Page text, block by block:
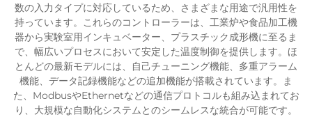
数の入力タイプに対応しているため、さまざまな用途で汎用性を
持っています。これらのコントローラーは、工業炉や食品加工機
器から実験室用インキュベーター、プラスチック成形機に至るま
で、幅広いプロセスにおいて安定した温度制御を提供します。ほ
とんどの最新モデルには、自己チューニング機能、多重アラーム
機能、データ記録機能などの追加機能が搭載されています。ま
た、ModbusやEthernetなどの通信プロトコルも組み込まれてお
り、大規模な自動化システムとのシームレスな統合が可能です。